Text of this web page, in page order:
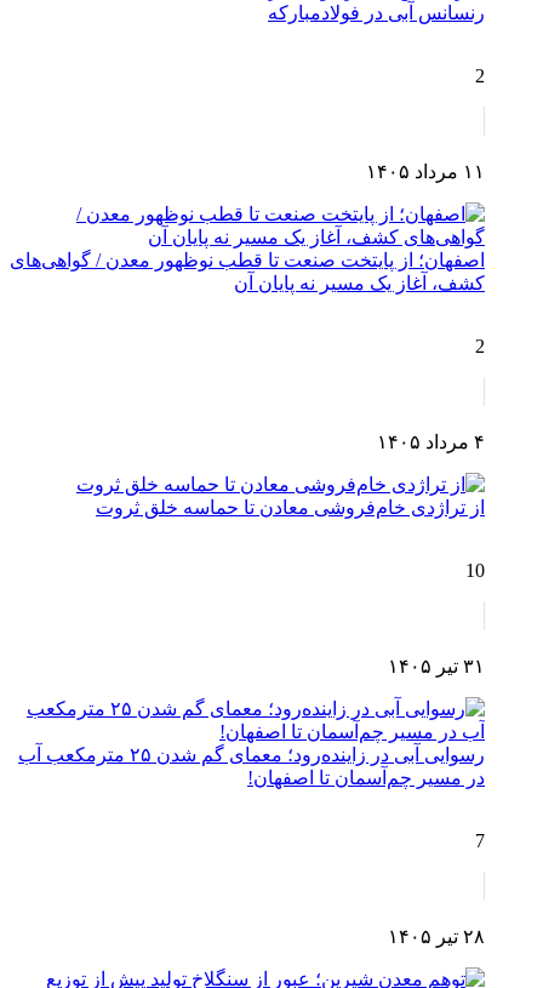
رنسانس آبی در فولادمبارکه
2
۱۱ مرداد ۱۴۰۵
اصفهان؛ از پایتخت صنعت تا قطب نوظهور معدن / گواهی‌های
کشف، آغاز یک مسیر نه پایان آن
2
۴ مرداد ۱۴۰۵
از تراژدی خام‌فروشی معادن تا حماسه خلق ثروت
10
۳۱ تیر ۱۴۰۵
رسوایی آبی در زاینده‌رود؛ معمای گم شدن ۲۵ مترمکعب آب
در مسیر چم‌آسمان تا اصفهان!
7
۲۸ تیر ۱۴۰۵